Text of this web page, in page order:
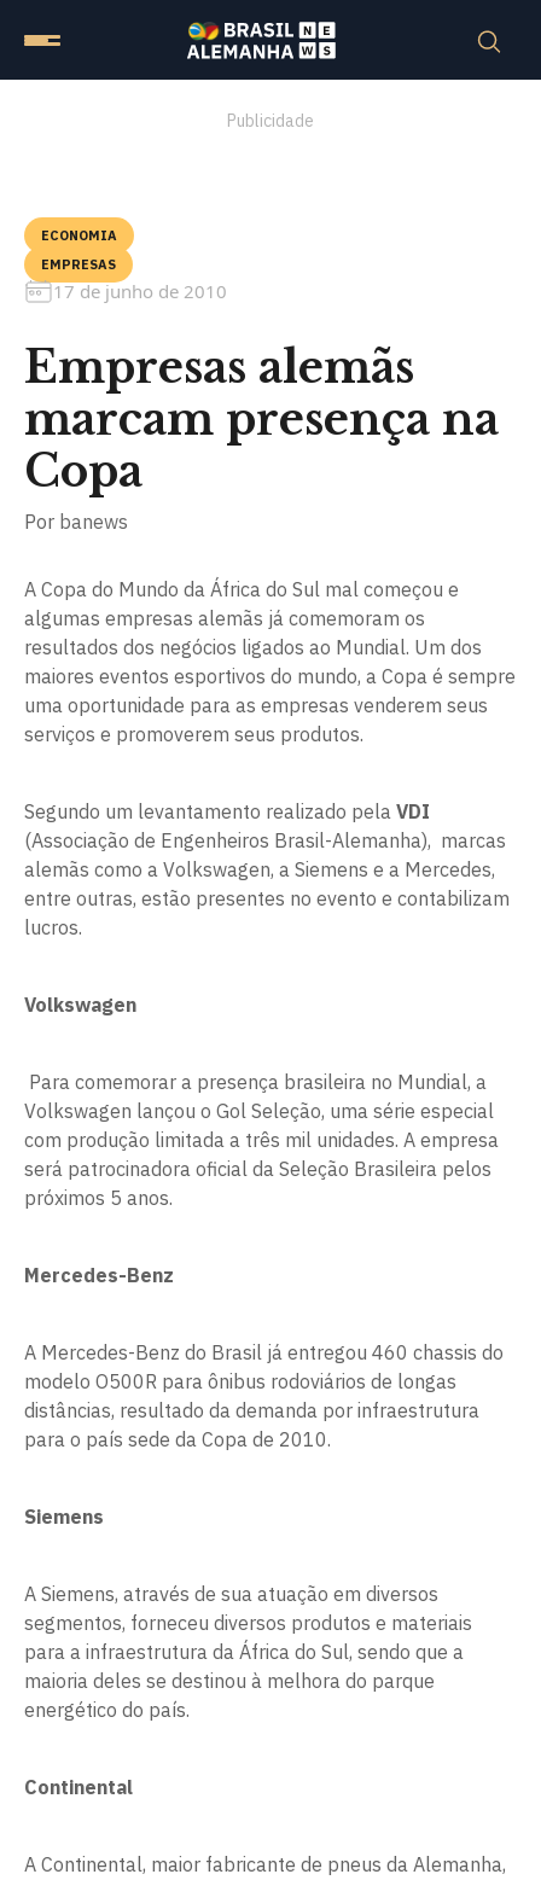
Publicidade
ECONOMIA
EMPRESAS
17 de junho de 2010
Empresas alemãs
marcam presença na
Copa
Por banews
A Copa do Mundo da África do Sul mal começou e
algumas empresas alemãs já comemoram os
resultados dos negócios ligados ao Mundial. Um dos
maiores eventos esportivos do mundo, a Copa é sempre
uma oportunidade para as empresas venderem seus
serviços e promoverem seus produtos.
Segundo um levantamento realizado pela VDI
(Associação de Engenheiros Brasil-Alemanha), marcas
alemãs como a Volkswagen, a Siemens e a Mercedes,
entre outras, estão presentes no evento e contabilizam
lucros.
Volkswagen
Para comemorar a presença brasileira no Mundial, a
Volkswagen lançou o Gol Seleção, uma série especial
com produção limitada a três mil unidades. A empresa
será patrocinadora oficial da Seleção Brasileira pelos
próximos 5 anos.
Mercedes-Benz
A Mercedes-Benz do Brasil já entregou 460 chassis do
modelo O500R para ônibus rodoviários de longas
distâncias, resultado da demanda por infraestrutura
para o país sede da Copa de 2010.
Siemens
A Siemens, através de sua atuação em diversos
segmentos, forneceu diversos produtos e materiais
para a infraestrutura da África do Sul, sendo que a
maioria deles se destinou à melhora do parque
energético do país.
Continental
A Continental, maior fabricante de pneus da Alemanha,